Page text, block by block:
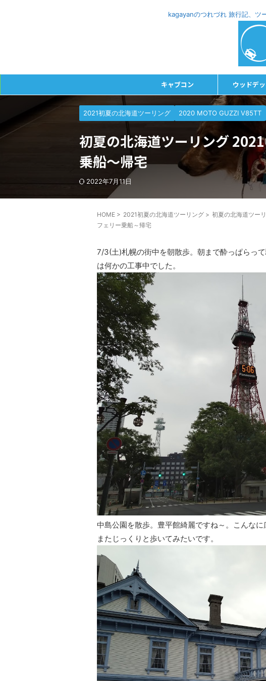
kagayanのつれづれ 旅行記、ツ
キャブコン ウッドデ
2021初夏の北海道ツーリング 2020 MOTO GUZZI V85TT
初夏の北海道ツーリング
乗船～帰宅
2022年7月11日
HOME > 2021初夏の北海道ツーリング > 初夏の北海道ツー
フェリー乗船～帰宅
7/3(土)札幌の街中を朝散歩。朝まで酔っぱらっ
は何かの工事中でした。
中島公園を散歩。豊平館綺麗ですね～。こんな
またじっくりと歩いてみたいです。